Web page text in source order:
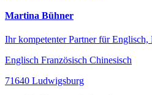
Martina Bühner
Ihr kompetenter Partner für Englisch,
Englisch Französisch Chinesisch
71640 Ludwigsburg